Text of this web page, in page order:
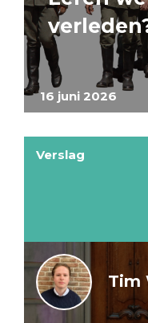
16 juni 2026
Verslag
Tim